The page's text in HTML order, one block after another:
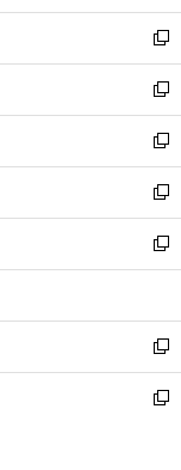
開
く
ウ
で
開
く
ン
ド
ウ
で
開
く
ウ
ィ
ン
ド
ウ
で
開
く
新
し
い
ウ
ィ
ン
ド
ウ
で
開
新
し
い
ウ
ィ
ン
ド
ウ
開
く
新
し
い
ウ
ィ
ン
ウ
で
開
く
新
し
い
ウ
ン
ド
ウ
で
新
し
ウ
ィ
ン
ド
新
し
い
新